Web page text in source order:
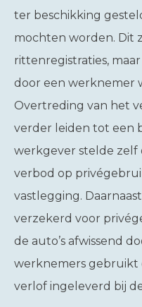
ter beschikking
mochten worden. Dit
rittenregistraties,
door een werknemer
Overtreding van het
verder leiden tot een
werkgever stelde zelf
verbod op
vastlegging.
verzekerd voor
de auto’s afwissend
werknemers gebruikt
verlof ingeleverd bij